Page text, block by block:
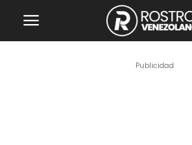
Publicidad